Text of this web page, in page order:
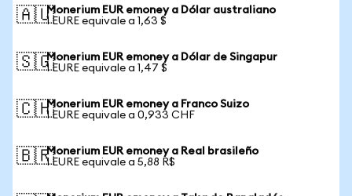
🇦🇺Monerium EUR emoney a Dólar australiano
1 EURE equivale a 1,63 $
🇸🇬Monerium EUR emoney a Dólar de Singapur
1 EURE equivale a 1,47 $
🇨🇭Monerium EUR emoney a Franco Suizo
1 EURE equivale a 0,933 CHF
🇧🇷Monerium EUR emoney a Real brasileño
1 EURE equivale a 5,88 R$